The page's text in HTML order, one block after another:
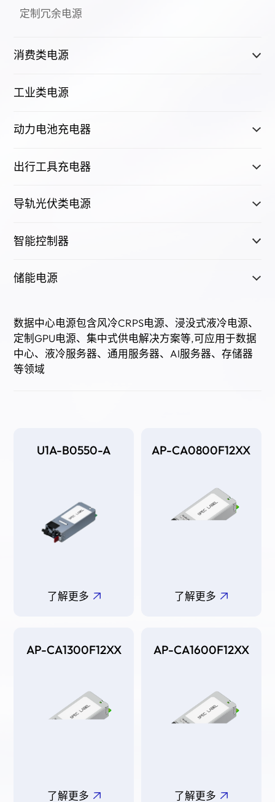
定制冗余电源
消费类电源
工业类电源
动力电池充电器
出行工具充电器
导轨光伏类电源
智能控制器
储能电源
数据中心电源包含风冷CRPS电源、浸没式液冷电源、
定制GPU电源、集中式供电解决方案等,可应用于数据
中心、液冷服务器、通用服务器、AI服务器、存储器
等领域
U1A-B0550-A
了解更多
AP-CA0800F12XX
了解更多
AP-CA1300F12XX
了解更多
AP-CA1600F12XX
了解更多